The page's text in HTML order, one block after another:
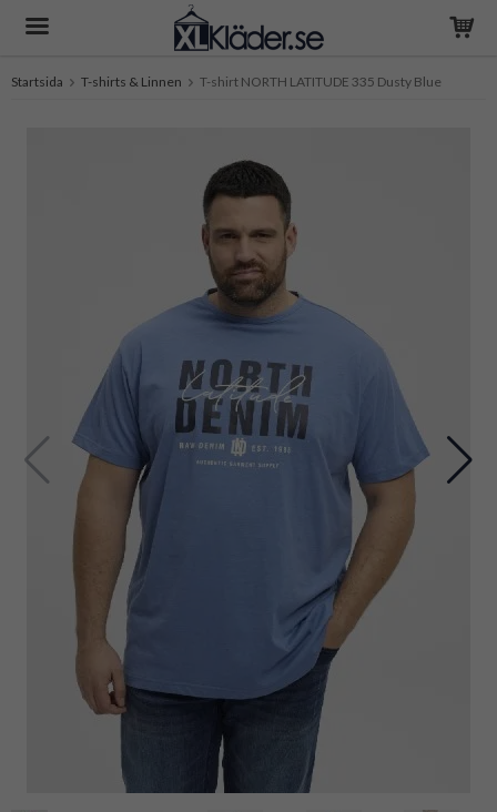
Startsida T-shirts & Linnen T-shirt NORTH LATITUDE 335 Dusty Blue